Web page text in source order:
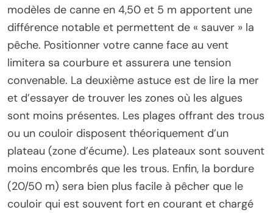
modèles de canne en 4,50 et 5 m apportent une
différence notable et permettent de « sauver » la
pêche. Positionner votre canne face au vent
limitera sa courbure et assurera une tension
convenable. La deuxième astuce est de lire la mer
et d’essayer de trouver les zones où les algues
sont moins présentes. Les plages offrant des trous
ou un couloir disposent théoriquement d’un
plateau (zone d’écume). Les plateaux sont souvent
moins encombrés que les trous. Enfin, la bordure
(20/50 m) sera bien plus facile à pêcher que le
couloir qui est souvent fort en courant et chargé